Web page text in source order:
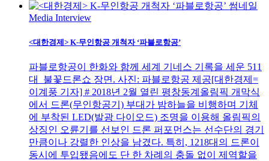
Media Interview
<대한경제> K-무인항공 개척자 ‘파블로항공’
파블로항공이 한화와 함께 세계 기네스 기록을 세운 511
대 불꽃드론쇼 장면. 사진: 파블로항공 제공[대한경제=
이계풍 기자] # 2018년 2월 열린 평창동계올림픽 개막식
에서 드론(무인항공기) 부대가 밤하늘을 비행하며 기체
에 부착된 LED(발광 다이오드) 조명을 이용해 올림픽의
상징인 오륜기를 선보인 드론 퍼포먼스는 선수단의 경기
만큼이나 강렬한 인상을 남겼다. 특히, 1218대의 드론이
동시에 투입됐음에도 단 한 차례의 충돌 없이 제역할을